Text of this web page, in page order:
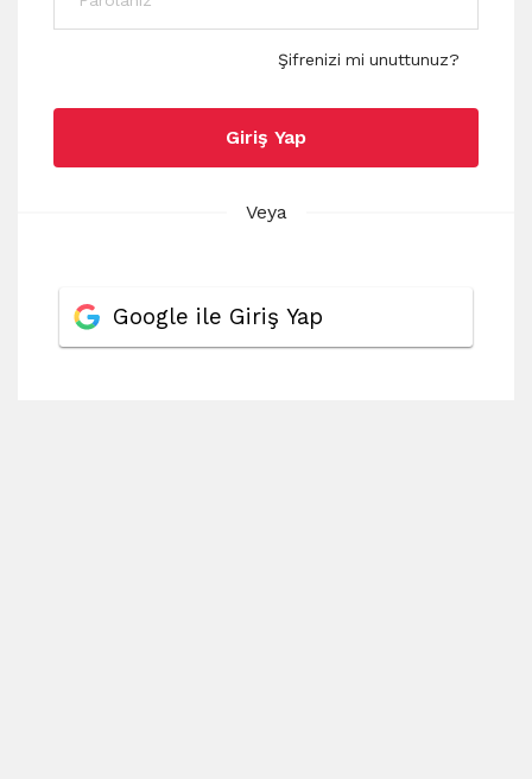
Şifrenizi mi unuttunuz?
Giriş Yap
Veya
Google ile Giriş Yap